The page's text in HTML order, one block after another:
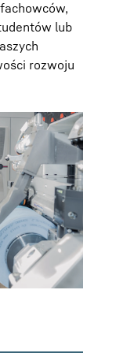
lub
rozwoju